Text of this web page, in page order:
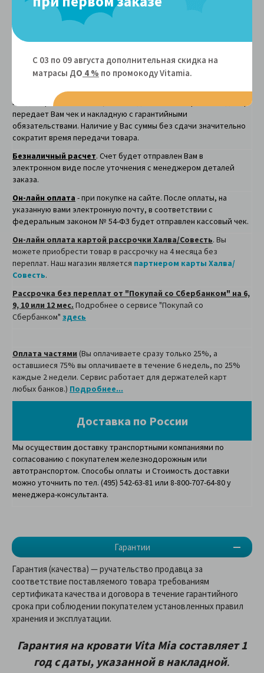
Гарантии
ящиков/ с ящиками/ с выкатным спальным
Сборка круглой кровати
Способы оплаты
Наличными курьеру(по Москве, Московской и
Владимирской областям) – после доставки товара. Экспедитор
передает Вам чек и накладную с гарантийными
обязательствами. Наличие у Вас суммы без сдачи значительно
сократит время передачи товара.
Безналичный расчет. Счет будет отправлен Вам в
электронном виде после уточнения с менеджером деталей
заказа.
Он-лайн оплата - при покупке на сайте. После оплаты, на
указанную вами электронную почту, в соответствии с
федеральным законом № 54-ФЗ будет отправлен кассовый чек.
Он-лайн оплата картой рассрочки Халва/Совесть. Вы
можете приобрести товар в рассрочку на 4 месяца без
переплат. Наш магазин является партнером карты Халва/
Совесть.
Рассрочка без переплат от "Покупай со Сбербанком" на 6,
9, 10 или 12 мес. Подробнее о сервисе "Покупай со
Сбербанком" здесь
Оплата частями (Вы оплачиваете сразу только 25%, а
оставшиеся 75% вы оплачиваете в течение 6 недель, по 25%
каждые 2 недели. Сервис работает для держателей карт
любых банков.) Подробнее...
Доставка по России
Мы осуществим доставку транспортными компаниями по
согласованию с покупателем железнодорожным или
автотранспортом. Способы оплаты и Стоимость доставки
можно уточнить по тел. (495) 542-63-81 или 8-800-707-64-80 у
менеджера-консультанта.
Гарантия (качества) — ручательство продавца за
соответствие поставляемого товара требованиям
сертификата качества и договора в течение гарантийного
срока при соблюдении покупателем установленных правил
хранения и эксплуатации.
Гарантия на кровати Vita Mia составляет 1
год с даты, указанной в накладной.
С 03 по 09 августа дополнительная скидка на
матрасы ДО 4 % по промокоду Vitamiа.